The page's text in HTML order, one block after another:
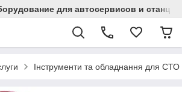
для автосервисов и
Інструменти та обладнання для СТО